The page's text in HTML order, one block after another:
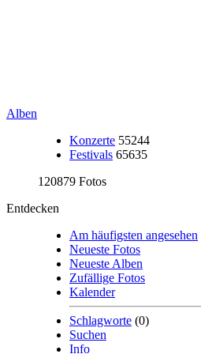
Alben
Konzerte 55244
Festivals 65635
120879 Fotos
Entdecken
Am häufigsten angesehen
Neueste Fotos
Neueste Alben
Zufällige Fotos
Kalender
Schlagworte (0)
Suchen
Info